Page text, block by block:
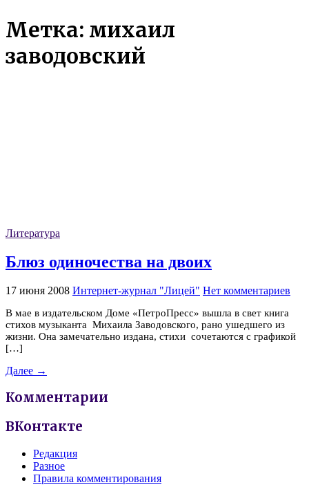
Метка: михаил
заводовский
Литература
Блюз одиночества на двоих
17 июня 2008 Интернет-журнал "Лицей" Нет комментариев
В мае в издательском Доме «ПетроПресс» вышла в свет книга
стихов музыканта Михаила Заводовского, рано ушедшего из
жизни. Она замечательно издана, стихи сочетаются с графикой
[…]
Далее →
Комментарии
ВКонтакте
Редакция
Разное
Правила комментирования